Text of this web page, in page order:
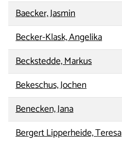
Baecker, Jasmin
Becker-Klask, Angelika
Beckstedde, Markus
Bekeschus, Jochen
Benecken, Jana
Bergert Lipperheide, Teresa